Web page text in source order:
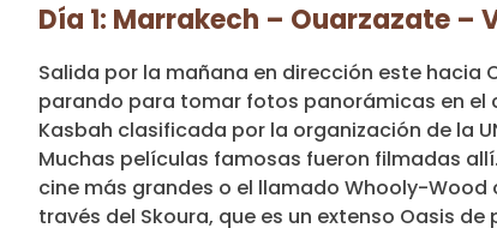
Día 1: Marrakech – Ouarzazate –
Salida por la mañana en dirección este hacia
parando para tomar fotos panorámicas en el
Kasbah clasificada por la organización de la
Muchas películas famosas fueron filmadas
cine más grandes o el llamado Whooly-
través del Skoura, que es un extenso Oasis